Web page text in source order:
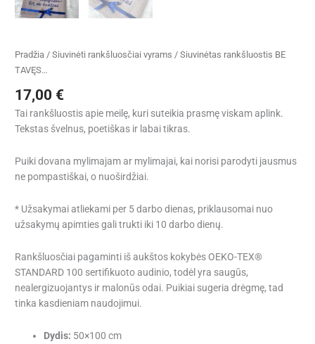
Pradžia /Siuvinėti rankšluosčiai vyrams / Siuvinėtas rankšluostis BE
TAVĘS…
17,00 €
Tai rankšluostis apie meilę, kuri suteikia prasmę viskam aplink.
Tekstas švelnus, poetiškas ir labai tikras.
Puiki dovana mylimajam ar mylimajai, kai norisi parodyti jausmus
ne pompastiškai, o nuoširdžiai.
* Užsakymai atliekami per 5 darbo dienas, priklausomai nuo
užsakymų apimties gali trukti iki 10 darbo dienų.
Rankšluosčiai pagaminti iš aukštos kokybės OEKO-TEX®
STANDARD 100 sertifikuoto audinio, todėl yra saugūs,
nealergizuojantys ir malonūs odai. Puikiai sugeria drėgmę, tad
tinka kasdieniam naudojimui.
Dydis: 50×100 cm